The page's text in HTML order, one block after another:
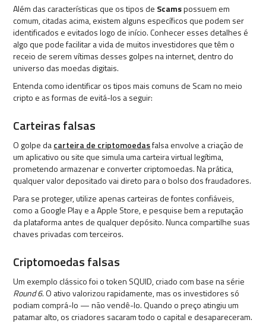
Além das características que os tipos de Scamspossuem em
comum, citadas acima, existem alguns específicos que podem ser
identificados e evitados logo de início. Conhecer esses detalhes é
algo que pode facilitar a vida de muitos investidores que têm o
receio de serem vítimas desses golpes na internet, dentro do
universo das moedas digitais.
Entenda como identificar os tipos mais comuns de Scam no meio
cripto e as formas de evitá-los a seguir:
Carteiras falsas
O golpe dacarteira de criptomoedasfalsa envolve a criação de
um aplicativo ou site que simula uma carteira virtual legítima,
prometendo armazenar e converter criptomoedas. Na prática,
qualquer valor depositado vai direto para o bolso dos fraudadores.
Para se proteger, utilize apenas carteiras de fontes confiáveis,
como a Google Play e a Apple Store, e pesquise bem a reputação
da plataforma antes de qualquer depósito. Nunca compartilhe suas
chaves privadas com terceiros.
Criptomoedas falsas
Um exemplo clássico foi o token SQUID, criado com base na série
Round 6. O ativo valorizou rapidamente, mas os investidores só
podiam comprá-lo — não vendê-lo. Quando o preço atingiu um
patamar alto, os criadores sacaram todo o capital e desapareceram.